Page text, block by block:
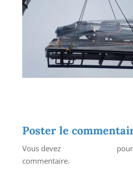
Poster le
Vous devez
commentaire.